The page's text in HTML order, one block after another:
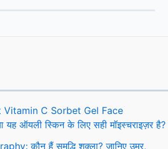
Vitamin C Sorbet Gel Face
ऑयली स्किन के लिए सही मॉइस्चराइज़र है?
कौन हैं समृद्धि शुक्ला? जानिए उम्र,